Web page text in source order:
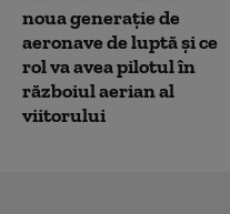
noua generație de
aeronave de luptă și ce
rol va avea pilotul în
războiul aerian al
viitorului